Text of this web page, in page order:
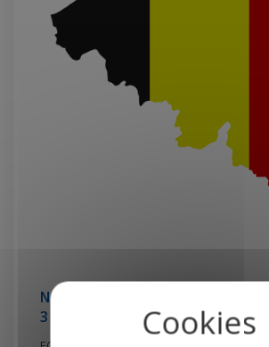
Newsletter
3 Avril 2025